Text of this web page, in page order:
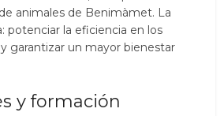
animales de Benimàmet. La
potenciar la eficiencia en los
garantizar un mayor bienestar
y formación